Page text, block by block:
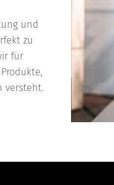
und
zu
für
versteht.